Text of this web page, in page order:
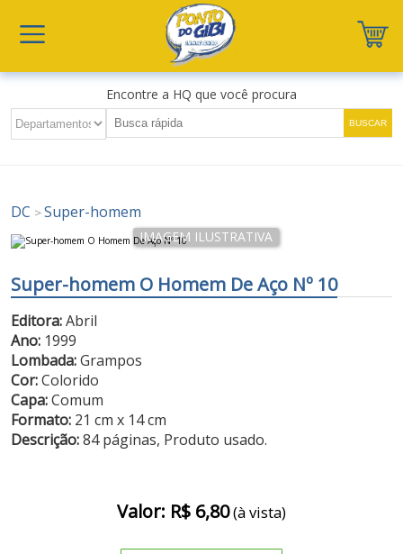
Encontre a HQ que você procura
DC >Super-homem
Super-homem O Homem De Aço Nº 10
Editora:Abril
Ano: 1999
Lombada:Grampos
Cor:Colorido
Capa:Comum
Formato: 21 cm x 14 cm
Descrição:84 páginas, Produto usado.
Valor: R$ 6,80(à vista)